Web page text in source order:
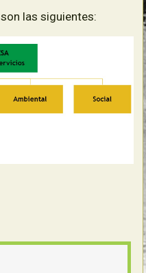
las siguientes: